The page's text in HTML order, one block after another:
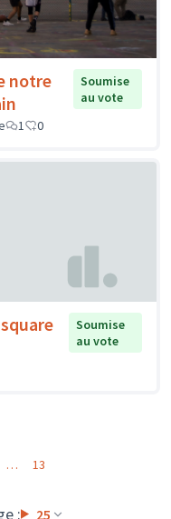
notre
Soumise
au vote
1 0
Soumise
au vote
: 25
… 13